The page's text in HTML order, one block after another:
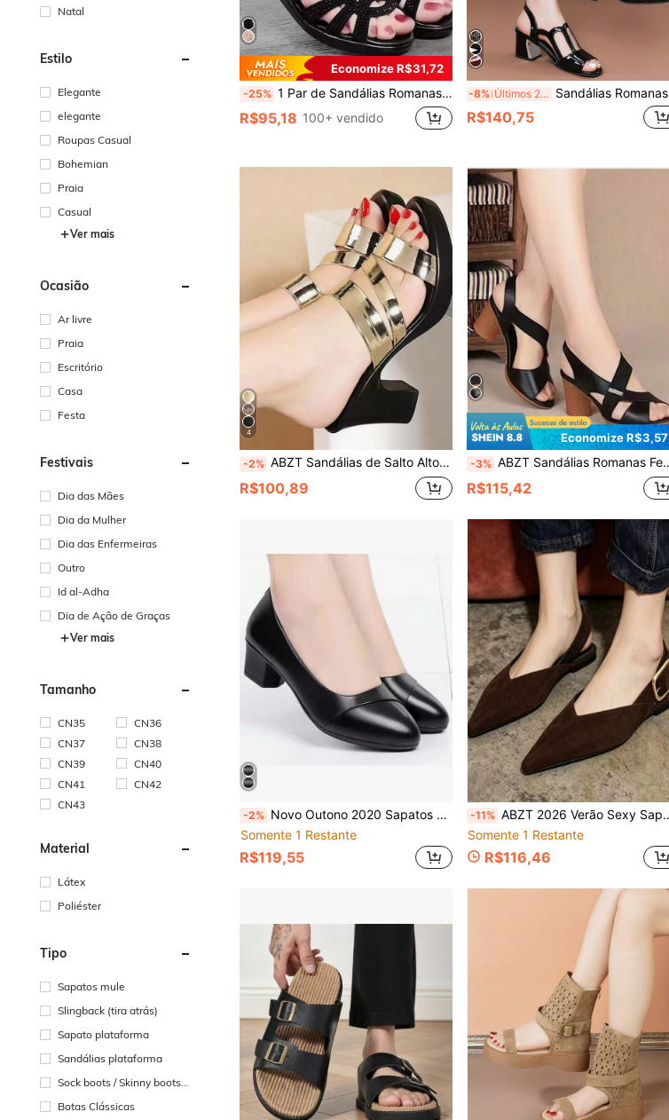
Natal
Estilo
Elegante
elegante
Roupas Casual
Bohemian
Praia
Casual
Ver mais
Ocasião
Ar livre
Praia
Escritório
Casa
Festa
Festivais
Dia das Mães
Dia da Mulher
Dia das Enfermeiras
Outro
Id al-Adha
Dia de Ação de Graças
Ver mais
Tamanho
CN35
CN36
CN37
CN38
CN39
CN40
CN41
CN42
CN43
Material
Látex
Poliéster
Tipo
Sapatos mule
Slingback (tira atrás)
Sapato plataforma
Sandálias plataforma
Sock boots / Skinny boots
Botas Clássicas
Economize R$31,72
-25% 1 Par de Sandálias Romanas Fashionáveis e Confortáveis com Sola Grossa, Novos Sapatos de Sola Macia Adequados para o Verão, Sandálias Femininas Estilosas para Uso Externo, Sapatos Femininos de Salto Baixo
R$95,18 100+ vendido
-8% Últimos 2 dias Sandálias Romanas Estilo Tira Nova 2025 para Mulheres, Sandálias de Salto Tratorado de Verão com Recorte Vazado e Bico Aberto de Salto Médio
R$140,75
4
-2% ABZT Sandálias de Salto Alto Dourado Rosa para Mulher, Chinelos Casuais de Verão para Uso Externo
R$100,89
Economize R$3,57
-3% ABZT Sandálias Romanas Femininas Primavera/Verão 2025, Bico Aberto, Peep Toe, Salto Alto Grosso, Tira com Fivela e Elástico
R$115,42
-2% Novo Outono 2020 Sapatos Femininos de Salto Alto Bico Fino Slip-On, Couro PU Patchwork
Somente 1 Restante
R$119,55
-11% ABZT 2026 Verão Sexy Sapatos de Salto Baixo com Bico Fino e Solado Plano para Mulheres, Sandálias Romanas com Uma Tira, Sapatos Mule Vintage com Bico Fechado
Somente 1 Restante
R$116,46